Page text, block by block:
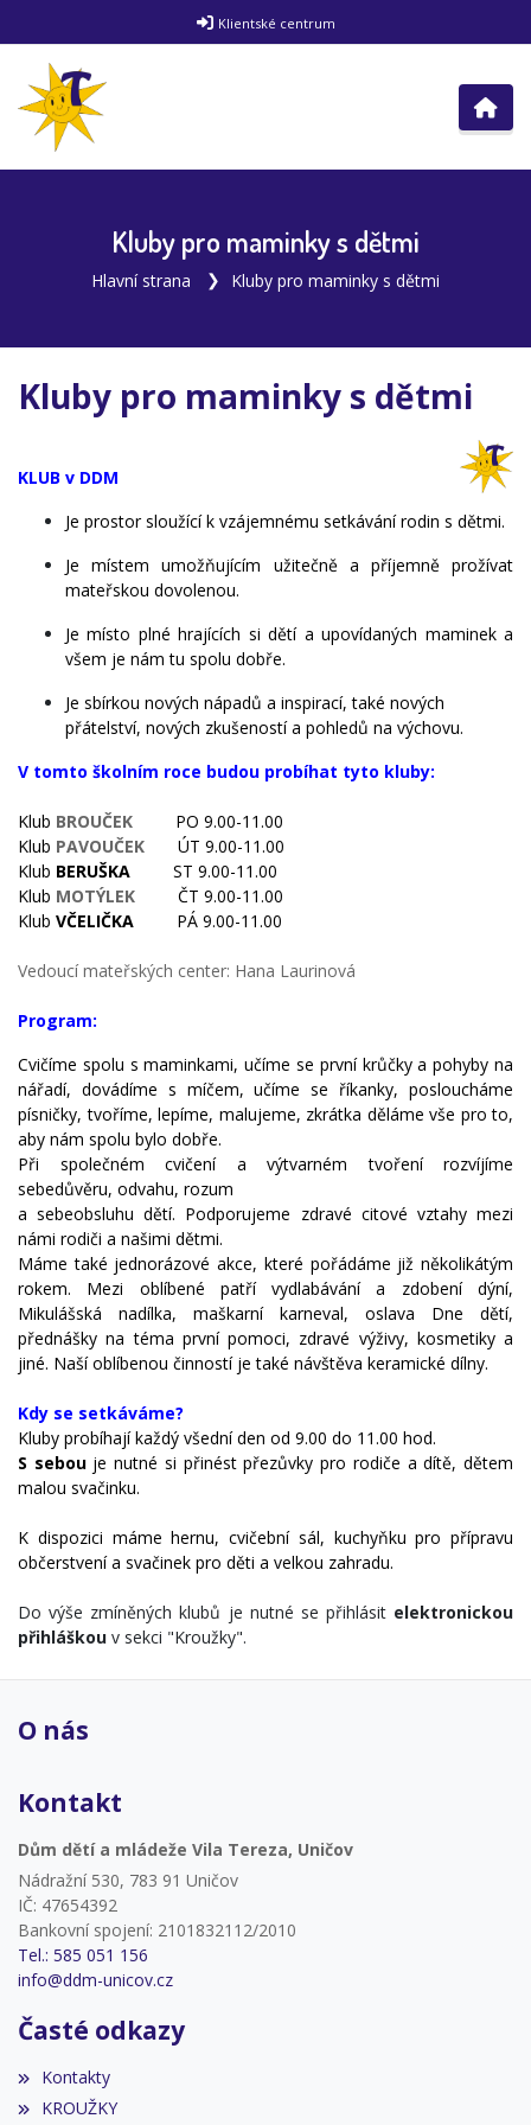
Klientské centrum
Kluby pro maminky s dětmi
Hlavní strana Kluby pro maminky s dětmi
Kluby pro maminky s dětmi
KLUB v DDM
Je prostor sloužící k vzájemnému setkávání rodin s dětmi.
Je místem umožňujícím užitečně a příjemně prožívat
mateřskou dovolenou.
Je místo plné hrajících si dětí a upovídaných maminek a
všem je nám tu spolu dobře.
Je sbírkou nových nápadů a inspirací, také nových
přátelství, nových zkušeností a pohledů na výchovu.
V tomto školním roce budou probíhat tyto kluby:
Klub BROUČEK
PO 9.00-11.00
Klub PAVOUČEK ÚT 9.00-11.00
Klub BERUŠKA
ST 9.00-11.00
Klub MOTÝLEK ČT 9.00-11.00
Klub VČELIČKA PÁ 9.00-11.00
Vedoucí mateřských center: Hana Laurinová
Program:
Cvičíme spolu s maminkami, učíme se první krůčky a pohyby na
nářadí, dovádíme s míčem, učíme se říkanky, posloucháme
písničky, tvoříme, lepíme, malujeme, zkrátka děláme vše pro to,
aby nám spolu bylo dobře.
Při společném cvičení a výtvarném tvoření rozvíjíme
sebedůvěru, odvahu, rozum
a sebeobsluhu dětí. Podporujeme zdravé citové vztahy mezi
námi rodiči a našimi dětmi.
Máme také jednorázové akce, které pořádáme již několikátým
rokem. Mezi oblíbené patří vydlabávání a zdobení dýní,
Mikulášská nadílka, maškarní karneval, oslava Dne dětí,
přednášky na téma první pomoci, zdravé výživy, kosmetiky a
jiné. Naší oblíbenou činností je také návštěva keramické dílny.
Kdy se setkáváme?
Kluby probíhají každý všední den od 9.00 do 11.00 hod.
S sebouje nutné si přinést přezůvky pro rodiče a dítě, dětem
malou svačinku.
K dispozici máme hernu, cvičební sál, kuchyňku pro přípravu
občerstvení a svačinek pro děti a velkou zahradu.
Do výše zmíněných klubů je nutné se přihlásit elektronickou
přihláškou v sekci "Kroužky".
O nás
Kontakt
Dům dětí a mládeže Vila Tereza, Uničov
Nádražní 530, 783 91 Uničov
IČ: 47654392
Bankovní spojení: 2101832112/2010
Tel.: 585 051 156
info@ddm-unicov.cz
Časté odkazy
Kontakty
KROUŽKY